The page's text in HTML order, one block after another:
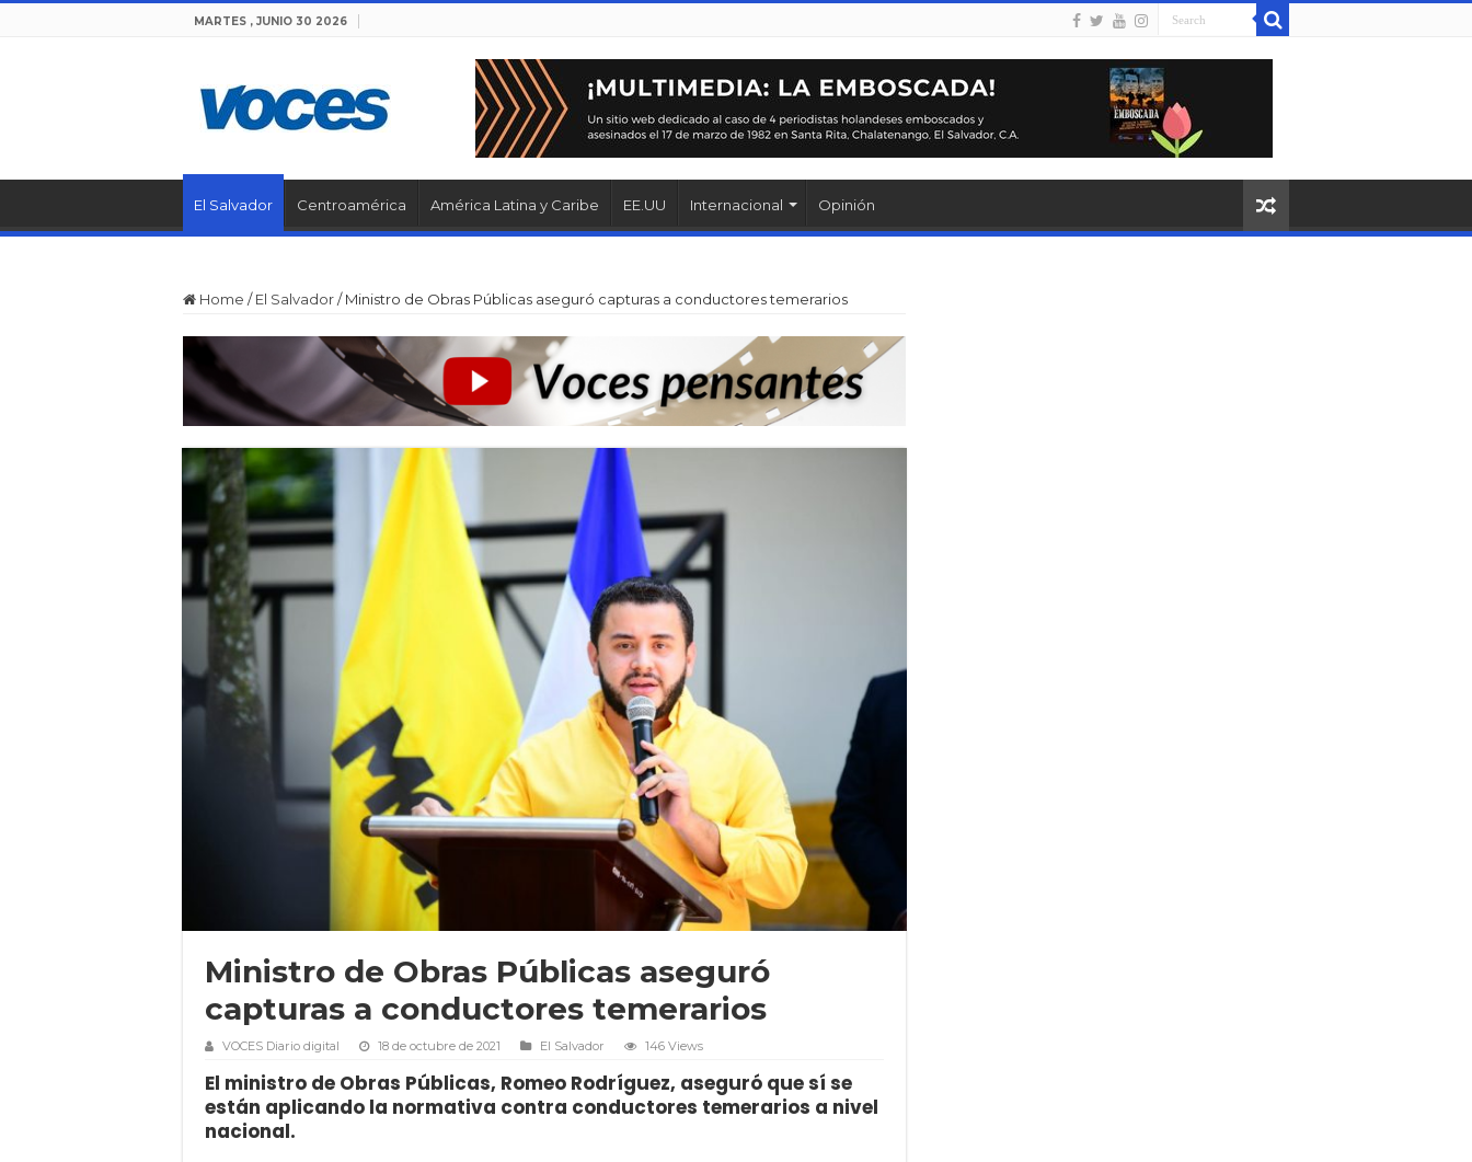
MARTES , JUNIO 30 2026
El Salvador Centroamérica América Latina y Caribe EE.UU Internacional Opinión
Home / El Salvador/ Ministro de Obras Públicas aseguró capturas a conductores temerarios
Ministro de Obras Públicas aseguró
capturas a conductores temerarios
VOCES Diario digital 18 de octubre de 2021 El Salvador 146 Views
El ministro de Obras Públicas, Romeo Rodríguez, aseguró que sí se
están aplicando la normativa contra conductores temerarios a nivel
nacional.